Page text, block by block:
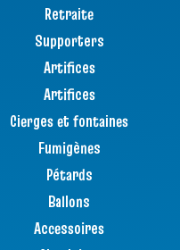
Retraite
Supporters
Artifices
Artifices
Cierges et fontaines
Fumigènes
Pétards
Ballons
Accessoires